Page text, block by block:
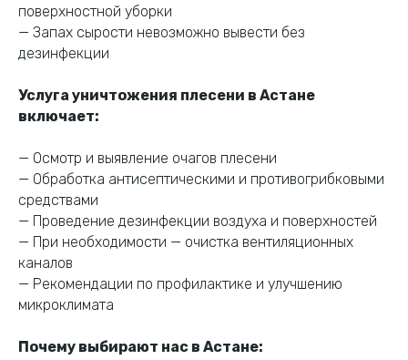
поверхностной уборки
— Запах сырости невозможно вывести без
дезинфекции
Услуга уничтожения плесени в Астане
включает:
— Осмотр и выявление очагов плесени
— Обработка антисептическими и противогрибковыми
средствами
— Проведение дезинфекции воздуха и поверхностей
— При необходимости — очистка вентиляционных
каналов
— Рекомендации по профилактике и улучшению
микроклимата
Почему выбирают нас в Астане:
Дезинфекция
в Астане
Закажите
дезинфекцию прямо
сейчас— выезд
консультация и полная
результата.